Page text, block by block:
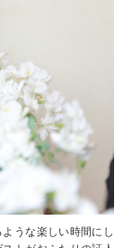
うな楽しい時間にし